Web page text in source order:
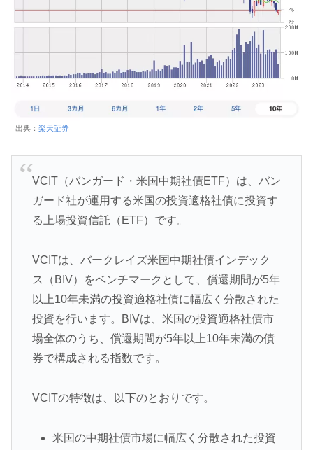
出典： 楽天証券
VCIT（バンガード・米国中期社債ETF）は、バン
ガード社が運用する米国の投資適格社債に投資す
る上場投資信託（ETF）です。
VCITは、バークレイズ米国中期社債インデック
ス（BIV）をベンチマークとして、償還期間が5年
以上10年未満の投資適格社債に幅広く分散された
投資を行います。BIVは、米国の投資適格社債市
場全体のうち、償還期間が5年以上10年未満の債
券で構成される指数です。
VCITの特徴は、以下のとおりです。
米国の中期社債市場に幅広く分散された投資